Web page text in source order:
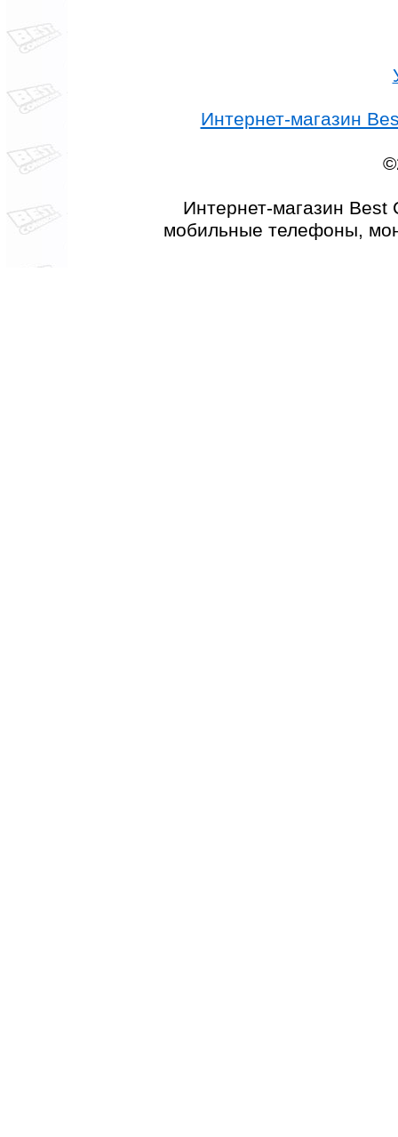
Интернет-магазин
Интернет-магазин Best
мобильные телефоны,